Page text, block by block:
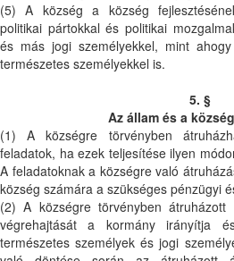
(5) A község a község
politikai pártokkal és politikai
és más jogi személyekkel, mint
természetes személyekkel is.
5. §
Az állam és a
(1) A községre törvényben
feladatok, ha ezek teljesítése ilyen
A feladatoknak a községre való
község számára a szükséges pénzügyi
(2) A községre törvényben átruházott
végrehajtását a kormány irányítja
természetes személyek és jogi